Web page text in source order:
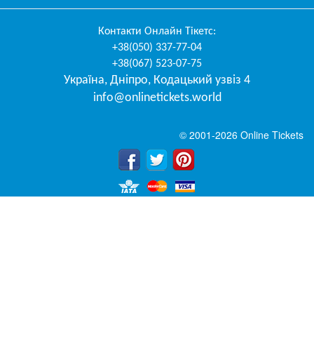
Контакти Онлайн Тікетс:
+38(050) 337-77-04
+38(067) 523-07-75
Україна, Дніпро, Кодацький узвіз 4
info@onlinetickets.world
© 2001-2026 Online Tickets